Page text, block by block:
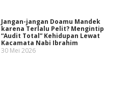
Jangan-jangan Doamu Mandek
karena Terlalu Pelit? Mengintip
“Audit Total” Kehidupan Lewat
Kacamata Nabi Ibrahim
30 Mei 2026